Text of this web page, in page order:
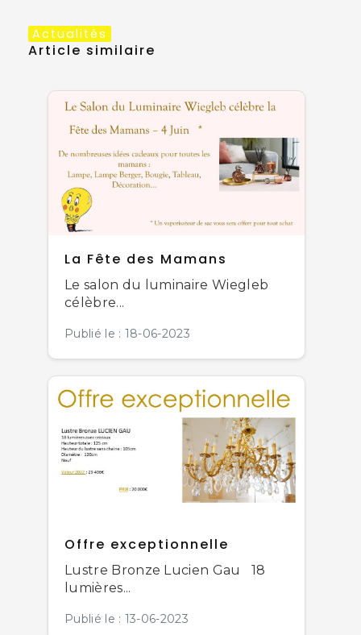
Actualités
Article similaire
La Fête des Mamans
Le salon du luminaire Wiegleb
célèbre...
Publié le : 18-06-2023
Offre exceptionnelle
Lustre Bronze Lucien Gau 18
lumières...
Publié le : 13-06-2023